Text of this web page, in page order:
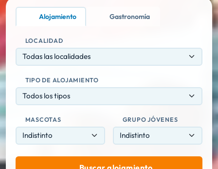
Alojamiento Gastronomía
LOCALIDAD
Todas las localidades
TIPO DE ALOJAMIENTO
Todos los tipos
MASCOTAS GRUPO JÓVENES